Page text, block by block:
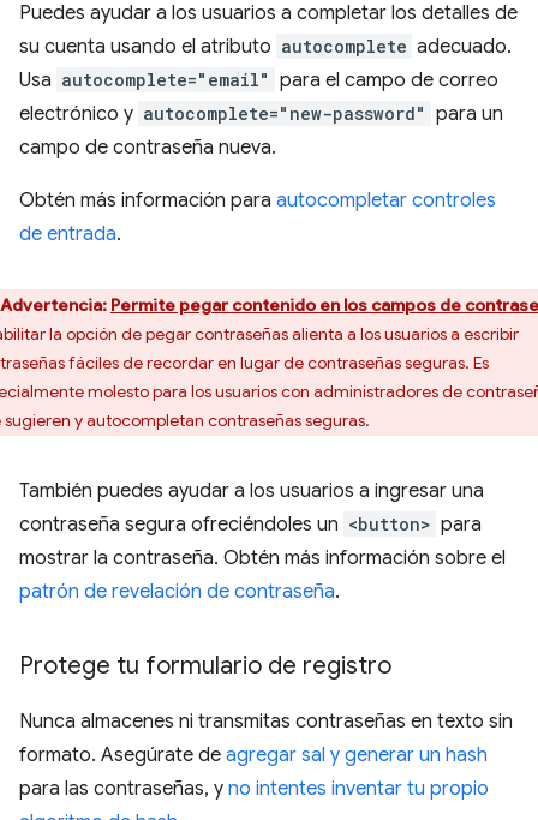
Puedes ayudar a los usuarios a completar los detalles de
su cuenta usando el atributo autocomplete adecuado.
Usa autocomplete="email" para el campo de correo
electrónico y autocomplete="new-password" para un
campo de contraseña nueva.
Obtén más información para autocompletar controles
de entrada.
Advertencia: Permite pegar contenido en los campos de
la opción de pegar contraseñas alienta a los usuarios a escribir
fáciles de recordar en lugar de contraseñas seguras. Es
molesto para los usuarios con administradores de
sugieren y autocompletan contraseñas seguras.
También puedes ayudar a los usuarios a ingresar una
contraseña segura ofreciéndoles un <button> para
mostrar la contraseña. Obtén más información sobre el
patrón de revelación de contraseña.
Protege tu formulario de registro
Nunca almacenes ni transmitas contraseñas en texto sin
formato. Asegúrate de agregar sal y generar un hash
para las contraseñas, y no intentes inventar tu propio